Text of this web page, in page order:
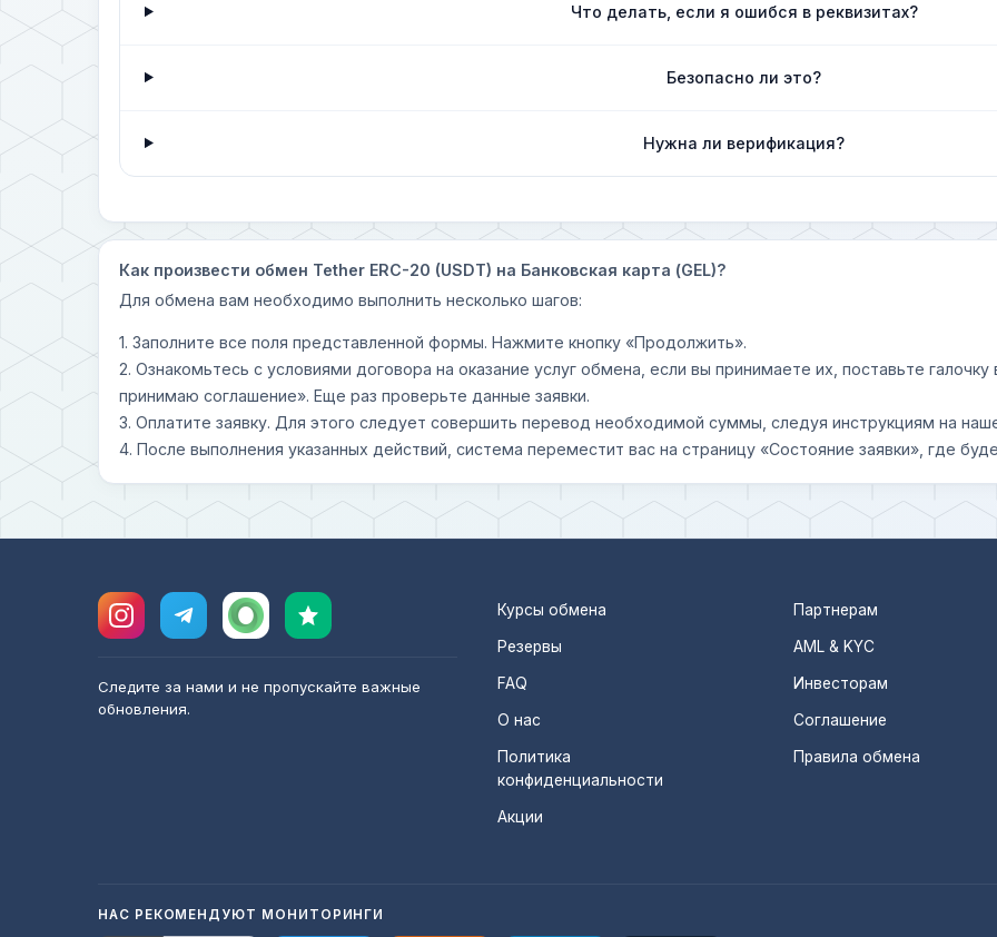
Что делать, если я ошибся в реквизитах?
Безопасно ли это?
Нужна ли верификация?
Как произвести обмен Tether ERC-20 (USDT) на Банковская карта (GEL)?
Для обмена вам необходимо выполнить несколько шагов:
1. Заполните все поля представленной формы. Нажмите кнопку «Продолжить».
2. Ознакомьтесь с условиями договора на оказание услуг обмена, если вы принимаете их, поставьте
принимаю соглашение». Еще раз проверьте данные заявки.
3. Оплатите заявку. Для этого следует совершить перевод необходимой суммы, следуя инструкциям на
4. После выполнения указанных действий, система переместит вас на страницу «Состояние заявки», где
Следите за нами и не пропускайте важные
обновления.
Курсы обмена
Резервы
FAQ
О нас
Политика
конфиденциальности
Акции
Партнерам
AML & KYC
Инвесторам
Соглашение
Правила обмена
НАС РЕКОМЕНДУЮТ МОНИТОРИНГИ